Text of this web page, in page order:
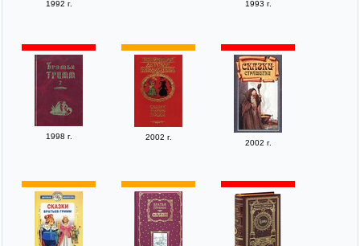
1992 г. 1993 г.
1998 г. 2002 г.
2002 г.